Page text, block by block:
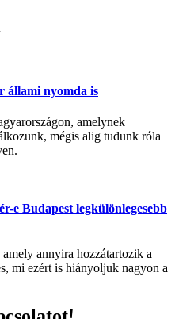
állami nyomda is
amelynek
mégis alig tudunk róla
e Budapest legkülönlegesebb
annyira hozzátartozik a
mi ezért is hiányoljuk nagyon a